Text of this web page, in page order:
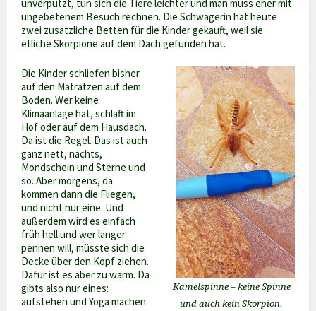
unverputzt, tun sich die Tiere leichter und man muss eher mit
ungebetenem Besuch rechnen. Die Schwägerin hat heute
zwei zusätzliche Betten für die Kinder gekauft, weil sie
etliche Skorpione auf dem Dach gefunden hat.
Kamelspinne – keine Spinne
und auch kein Skorpion.
Die Kinder schliefen bisher
auf den Matratzen auf dem
Boden. Wer keine
Klimaanlage hat, schläft im
Hof oder auf dem Hausdach.
Da ist die Regel. Das ist auch
ganz nett, nachts,
Mondschein und Sterne und
so. Aber morgens, da
kommen dann die Fliegen,
und nicht nur eine. Und
außerdem wird es einfach
früh hell und wer länger
pennen will, müsste sich die
Decke über den Kopf ziehen.
Dafür ist es aber zu warm. Da
gibts also nur eines:
aufstehen und Yoga machen